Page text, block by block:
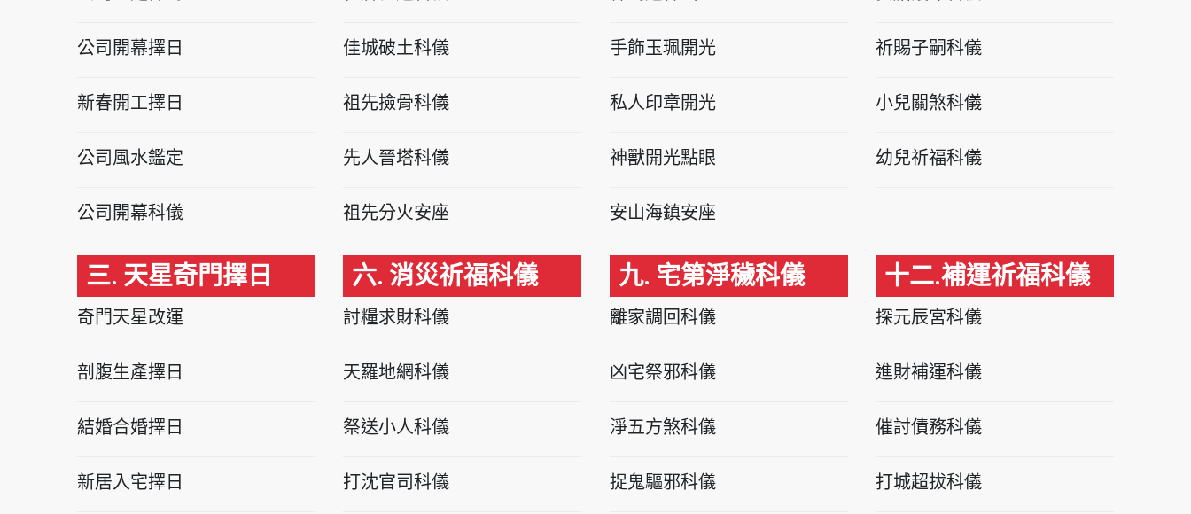
公司開幕擇日
新春開工擇日
公司風水鑑定
公司開幕科儀
三. 天星奇門擇日
奇門天星改運
剖腹生產擇日
結婚合婚擇日
新居入宅擇日
佳城破土科儀
祖先撿骨科儀
先人晉塔科儀
祖先分火安座
六. 消災祈福科儀
討糧求財科儀
天羅地網科儀
祭送小人科儀
打沈官司科儀
手飾玉珮開光
私人印章開光
神獸開光點眼
安山海鎮安座
九. 宅第淨穢科儀
離家調回科儀
凶宅祭邪科儀
淨五方煞科儀
捉鬼驅邪科儀
祈賜子嗣科儀
小兒關煞科儀
幼兒祈福科儀
十二.補運祈福科儀
探元辰宮科儀
進財補運科儀
催討債務科儀
打城超拔科儀